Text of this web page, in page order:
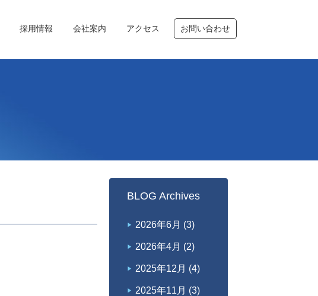
採用情報 会社案内 アクセス お問い合わせ
BLOG Archives
2026年6月 (3)
2026年4月 (2)
2025年12月 (4)
2025年11月 (3)